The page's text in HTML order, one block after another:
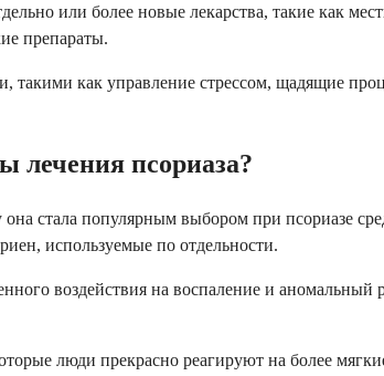
или более новые лекарства, такие как
препараты.
как управление стрессом, щадящие
лечения псориаза?
стала популярным выбором при псориазе
используемые по отдельности.
воздействия на воспаление и аномальный
люди прекрасно реагируют на более